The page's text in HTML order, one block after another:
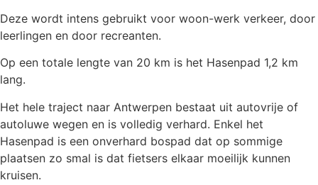
Deze wordt intens gebruikt voor woon-werk verkeer, door
leerlingen en door recreanten.
Op een totale lengte van 20 km is het Hasenpad 1,2 km
lang.
Het hele traject naar Antwerpen bestaat uit autovrije of
autoluwe wegen en is volledig verhard. Enkel het
Hasenpad is een onverhard bospad dat op sommige
plaatsen zo smal is dat fietsers elkaar moeilijk kunnen
kruisen.